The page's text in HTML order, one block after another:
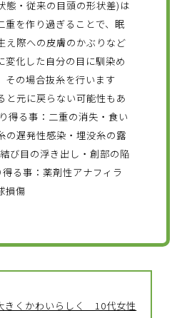
態・従来の目頭の形状差)は
重を作り過ぎることで、眠
え際への皮膚のかぶりなど
変化した自分の目に馴染め
その場合抜糸を行います
と元に戻らない可能性もあ
得る事：二重の消失・食い
の遅発性感染・埋没糸の露
び目の浮き出し・創部の陥
る事：薬剤性アナフィラ
損傷
きくかわいらしく 10代女性